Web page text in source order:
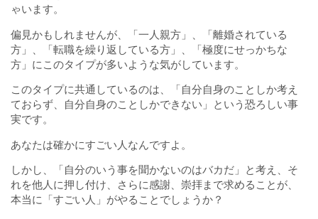
ゃいます。
偏見かもしれませんが、「一人親方」、「離婚されている
方」、「転職を繰り返している方」、「極度にせっかちな
方」にこのタイプが多いような気がしています。
このタイプに共通しているのは、「自分自身のことしか考え
ておらず、自分自身のことしかできない」という恐ろしい事
実です。
あなたは確かにすごい人なんですよ。
しかし、「自分のいう事を聞かないのはバカだ」と考え、そ
れを他人に押し付け、さらに感謝、崇拝まで求めることが、
本当に「すごい人」がやることでしょうか？